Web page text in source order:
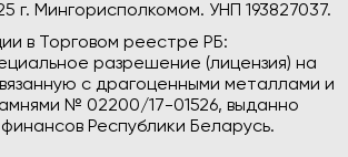
г. Мингорисполкомом. УНП 193827037.
в Торговом реестре РБ:
разрешение (лицензия) на
с драгоценными металлами и
№ 02200/17-01526, выданно
Республики Беларусь.